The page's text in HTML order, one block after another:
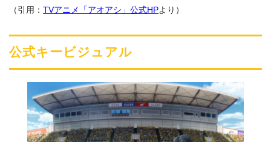
（引用： TVアニメ「アオアシ」公式HPより）
公式キービジュアル